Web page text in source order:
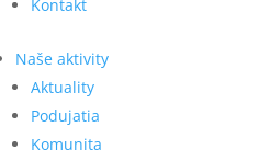
Kontakt
Naše aktivity
Aktuality
Podujatia
Komunita